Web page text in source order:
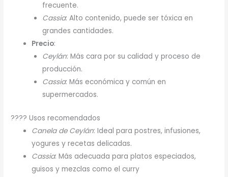
frecuente.
Cassia: Alto contenido, puede ser tóxica en
grandes cantidades.
Precio:
Ceylán: Más cara por su calidad y proceso de
producción.
Cassia: Más económica y común en
supermercados.
????️ Usos recomendados
Canela de Ceylán: Ideal para postres, infusiones,
yogures y recetas delicadas.
Cassia: Más adecuada para platos especiados,
guisos y mezclas como el curry